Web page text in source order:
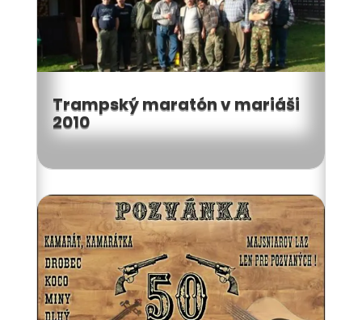
Trampský maratón v mariáši
2010